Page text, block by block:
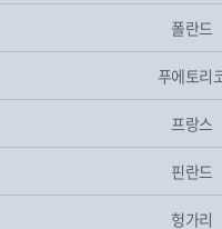
폴란드
푸에토리
프랑스
핀란드
헝가리